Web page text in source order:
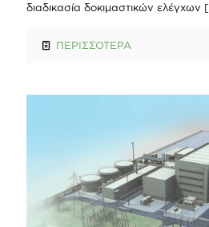
διαδικασία δοκιμαστικών ελέγχων
ΠΕΡΙΣΣΟΤΕΡΑ